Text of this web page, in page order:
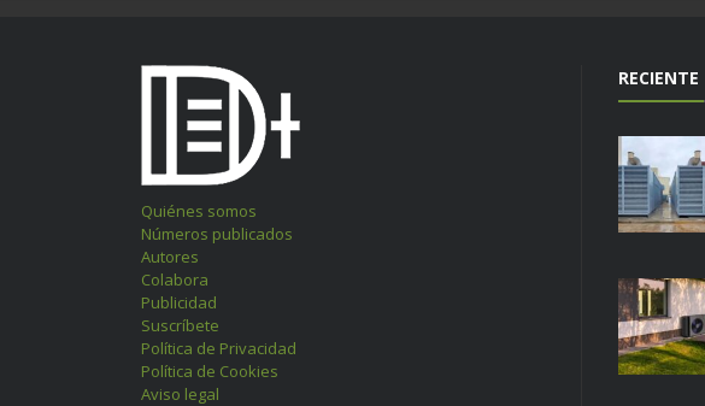
Quiénes somos
Números publicados
Autores
Colabora
Publicidad
Suscríbete
Política de Privacidad
Política de Cookies
Aviso legal
RECIENTE